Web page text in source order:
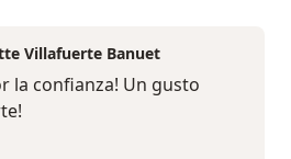
Villafuerte Banuet
la confianza! Un gusto